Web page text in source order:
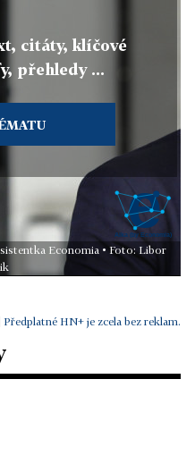
citáty, klíčové
přehledy ...
Economia • Foto: Libor
Předplatné HN+ je zcela bez reklam.